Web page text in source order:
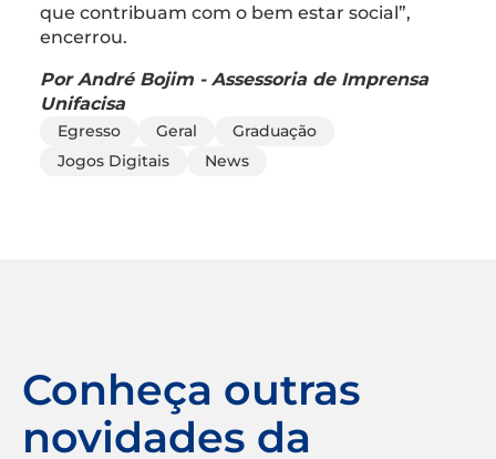
que contribuam com o bem estar social”,
encerrou.
Por André Bojim - Assessoria de Imprensa
Unifacisa
Egresso Geral
Graduação
Jogos Digitais
News
Conheça outras
novidades da